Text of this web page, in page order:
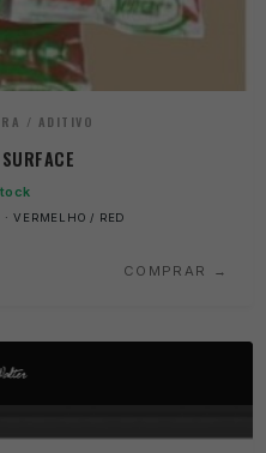
/ ADITIVO
VERMELHO / RED
COMPRAR